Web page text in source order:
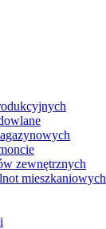
zewnętrznych
mieszkaniowych